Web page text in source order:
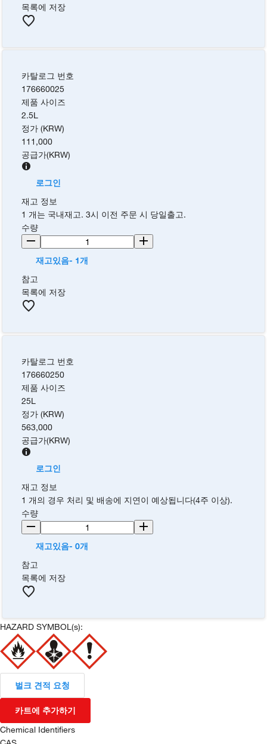
목록에 저장
카탈로그 번호
176660025
제품 사이즈
2.5L
정가 (KRW)
111,000
공급가(KRW)
로그인
재고 정보
1 개는 국내재고. 3시 이전 주문 시 당일출고.
수량
재고있음- 1개
참고
목록에 저장
카탈로그 번호
176660250
제품 사이즈
25L
정가 (KRW)
563,000
공급가(KRW)
로그인
재고 정보
1 개의 경우 처리 및 배송에 지연이 예상됩니다(4주 이상).
수량
재고있음- 0개
참고
목록에 저장
HAZARD SYMBOL(s):
벌크 견적 요청
카트에 추가하기
Chemical Identifiers